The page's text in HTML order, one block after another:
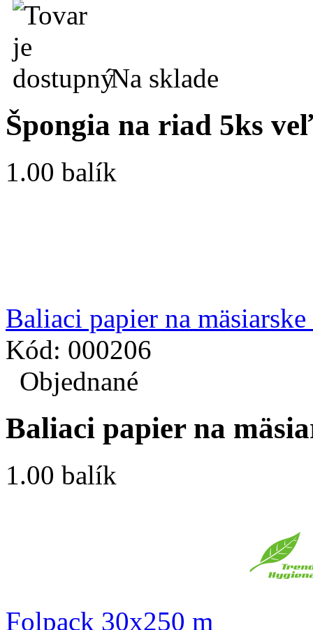
Na sklade
Špongia na riad 5ks
1.00 balík
Baliaci papier na
Kód: 000206
Objednané
Baliaci papier na
1.00 balík
Folpack 30x250 m